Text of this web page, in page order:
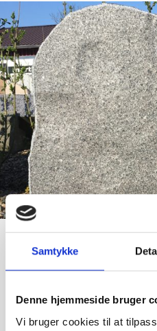
Samtykke
Denne hjemmeside bruger
Vi bruger cookies til at
Nr. 63